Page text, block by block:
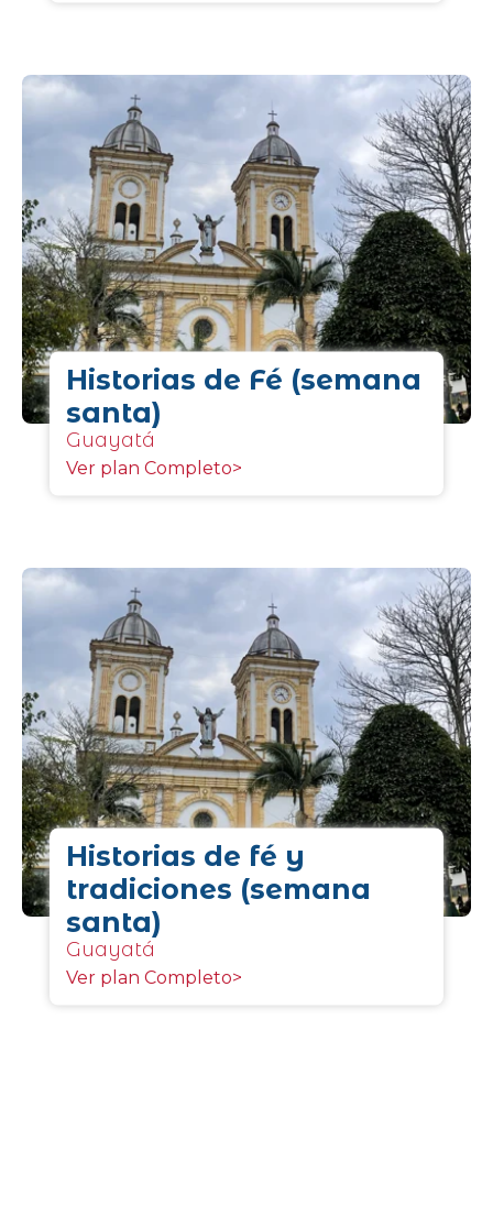
Historias de Fé (semana
santa)
Guayatá
Ver plan Completo>
Historias de fé y
tradiciones (semana
santa)
Guayatá
Ver plan Completo>